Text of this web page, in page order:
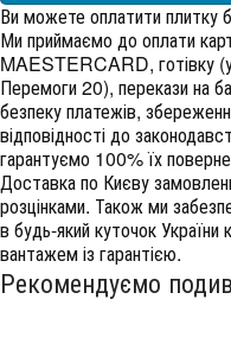
Ви можете оплатити плитку
Ми приймаємо до оплати
MAESTERCARD, готівку
Перемоги 20), перекази на
безпеку платежів,
відповідності до
гарантуємо 100% їх
Доставка по Києву
розцінками. Також ми
в будь-який куточок
вантажем із гарантією.
Рекомендуємо